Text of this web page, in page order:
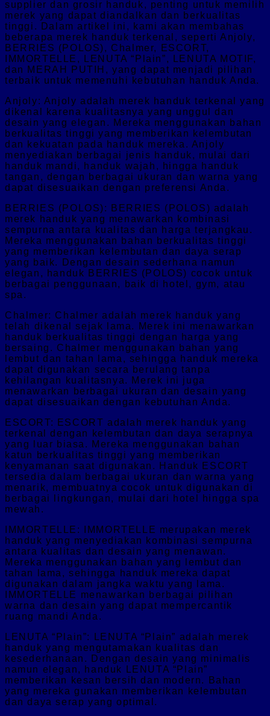
supplier dan grosir handuk, penting untuk memilih
merek yang dapat diandalkan dan berkualitas
tinggi. Dalam artikel ini, kami akan membahas
beberapa merek handuk terkenal, seperti Anjoly,
BERRIES (POLOS), Chalmer, ESCORT,
IMMORTELLE, LENUTA “Plain”, LENUTA MOTIF,
dan MERAH PUTIH, yang dapat menjadi pilihan
terbaik untuk memenuhi kebutuhan handuk Anda.
Anjoly: Anjoly adalah merek handuk terkenal yang
dikenal karena kualitasnya yang unggul dan
desain yang elegan. Mereka menggunakan bahan
berkualitas tinggi yang memberikan kelembutan
dan kekuatan pada handuk mereka. Anjoly
menyediakan berbagai jenis handuk, mulai dari
handuk mandi, handuk wajah, hingga handuk
tangan, dengan berbagai ukuran dan warna yang
dapat disesuaikan dengan preferensi Anda.
BERRIES (POLOS): BERRIES (POLOS) adalah
merek handuk yang menawarkan kombinasi
sempurna antara kualitas dan harga terjangkau.
Mereka menggunakan bahan berkualitas tinggi
yang memberikan kelembutan dan daya serap
yang baik. Dengan desain sederhana namun
elegan, handuk BERRIES (POLOS) cocok untuk
berbagai penggunaan, baik di hotel, gym, atau
spa.
Chalmer: Chalmer adalah merek handuk yang
telah dikenal sejak lama. Merek ini menawarkan
handuk berkualitas tinggi dengan harga yang
bersaing. Chalmer menggunakan bahan yang
lembut dan tahan lama, sehingga handuk mereka
dapat digunakan secara berulang tanpa
kehilangan kualitasnya. Merek ini juga
menawarkan berbagai ukuran dan desain yang
dapat disesuaikan dengan kebutuhan Anda.
ESCORT: ESCORT adalah merek handuk yang
terkenal dengan kelembutan dan daya serapnya
yang luar biasa. Mereka menggunakan bahan
katun berkualitas tinggi yang memberikan
kenyamanan saat digunakan. Handuk ESCORT
tersedia dalam berbagai ukuran dan warna yang
menarik, membuatnya cocok untuk digunakan di
berbagai lingkungan, mulai dari hotel hingga spa
mewah.
IMMORTELLE: IMMORTELLE merupakan merek
handuk yang menyediakan kombinasi sempurna
antara kualitas dan desain yang menawan.
Mereka menggunakan bahan yang lembut dan
tahan lama, sehingga handuk mereka dapat
digunakan dalam jangka waktu yang lama.
IMMORTELLE menawarkan berbagai pilihan
warna dan desain yang dapat mempercantik
ruang mandi Anda.
LENUTA “Plain”: LENUTA “Plain” adalah merek
handuk yang mengutamakan kualitas dan
kesederhanaan. Dengan desain yang minimalis
namun elegan, handuk LENUTA “Plain”
memberikan kesan bersih dan modern. Bahan
yang mereka gunakan memberikan kelembutan
dan daya serap yang optimal.